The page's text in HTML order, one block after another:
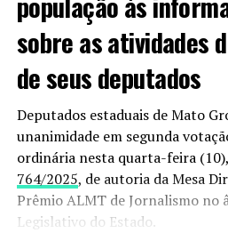
Informações podem ser
ou 187.
VEJA VIDEO DO MOMENTO;
sobre as atividades
de seus deputados
Deputados estaduais de Mato
unanimidade em segunda
ordinária nesta quarta-feira
764/2025, de autoria da Mesa
Prêmio ALMT de Jornalismo no
Legislativo do Estado.